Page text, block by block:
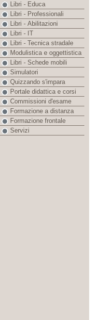
Libri - Educa
Libri - Professionali
Libri - Abilitazioni
Libri - IT
Libri - Tecnica stradale
Modulistica e oggettistica
Libri - Schede mobili
Simulatori
Quizzando s'impara
Portale didattica e corsi
Commissioni d'esame
Formazione a distanza
Formazione frontale
Servizi